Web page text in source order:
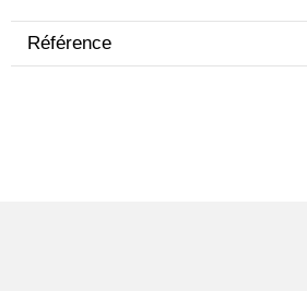
Référence